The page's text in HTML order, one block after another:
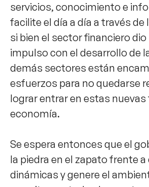
servicios, conocimiento e
facilite el día a día a través de
si bien el sector financiero
impulso con el desarrollo de
demás sectores están
esfuerzos para no quedarse
lograr entrar en estas
economía.
Se espera entonces que el
la piedra en el zapato frente
dinámicas y genere el